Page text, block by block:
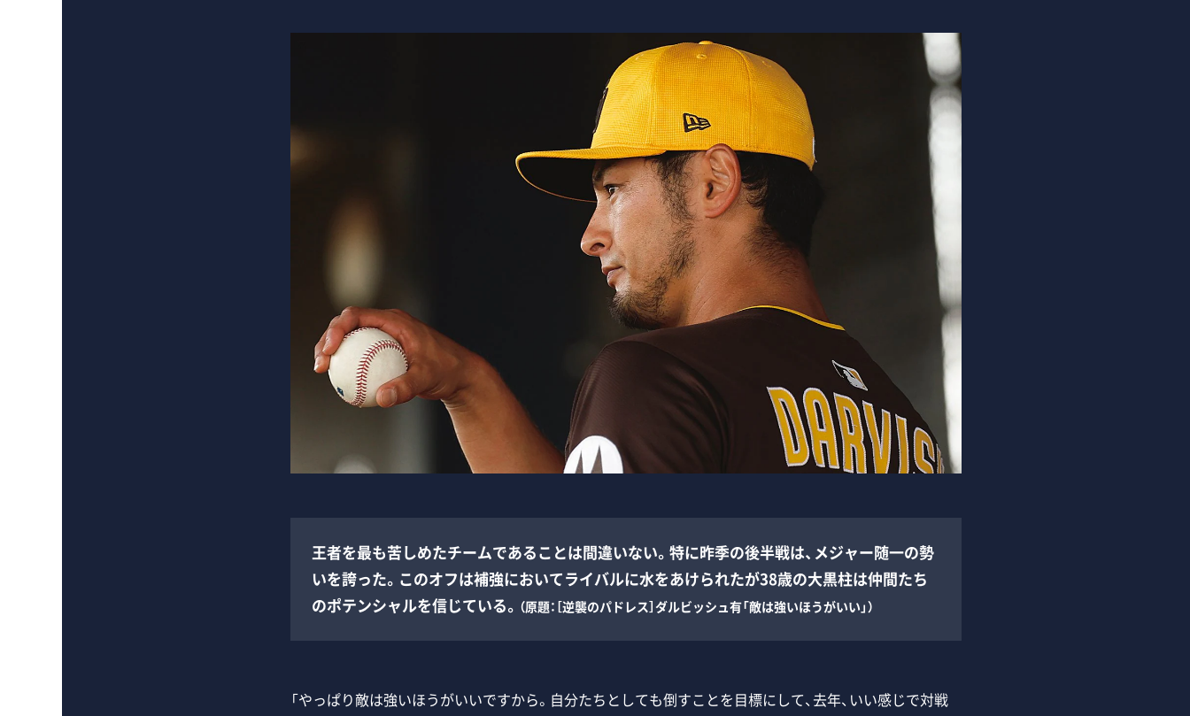
王者を最も苦しめたチームであることは間違いない。特に昨季の後半戦は、メジャー随一の勢
いを誇った。このオフは補強においてライバルに水をあけられたが38歳の大黒柱は仲間たち
のポテンシャルを信じている。 （原題：［逆襲のパドレス］ダルビッシュ有「敵は強いほうがいい」）
「やっぱり敵は強いほうがいいですから。自分たちとしても倒すことを目標にして、去年、いい感じで対戦